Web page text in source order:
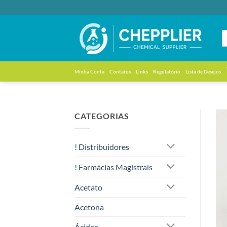
to
Minha Conta Contatos Links Regulatório Lista de Desejos
CATEGORIAS
! Distribuidores
! Farmácias Magistrais
Acetato
Acetona